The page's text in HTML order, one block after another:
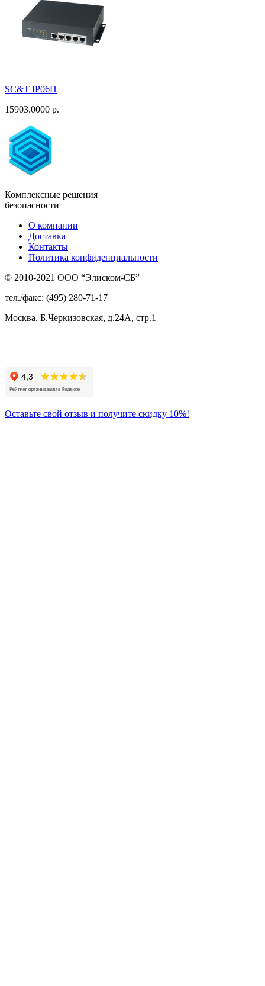
SC&T IP06H
15903.0000 р.
Комплексные решения
безопасности
О компании
Доставка
Контакты
Политика конфиденциальности
© 2010-2021 ООО “Элиском-СБ”
тел./факс: (495) 280-71-17
Москва, Б.Черкизовская, д.24А, стр.1
Оставьте свой отзыв и получите скидку 10%!